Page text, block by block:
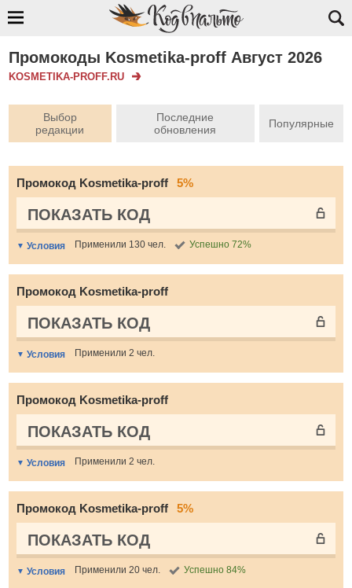
Промокоды Kosmetika-proff Август 2026
KOSMETIKA-PROFF.RU
Выбор
редакции
Последние
обновления
Популярные
Промокод Kosmetika-proff 5%
ПОКАЗАТЬ КОД
Условия Применили 130 чел. Успешно 72%
Промокод Kosmetika-proff
ПОКАЗАТЬ КОД
Условия Применили 2 чел.
Промокод Kosmetika-proff
ПОКАЗАТЬ КОД
Условия Применили 2 чел.
Промокод Kosmetika-proff 5%
ПОКАЗАТЬ КОД
Условия Применили 20 чел. Успешно 84%